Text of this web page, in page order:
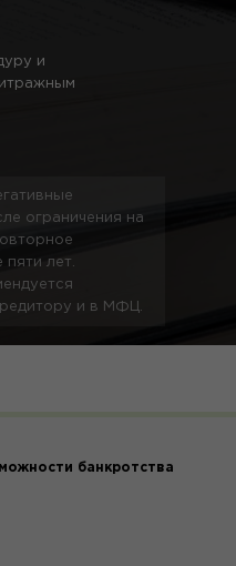
ограничения на
лет.
и в МФЦ.
и
банкротства